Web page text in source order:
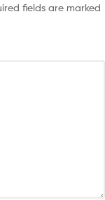
fields are marked